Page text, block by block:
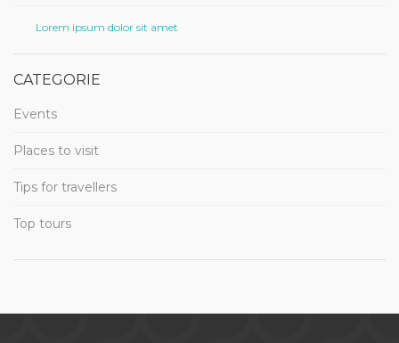
Lorem ipsum dolor sit amet
CATEGORIE
Events
Places to visit
Tips for travellers
Top tours